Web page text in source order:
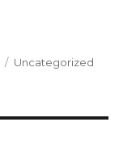
Categories
Uncategorized